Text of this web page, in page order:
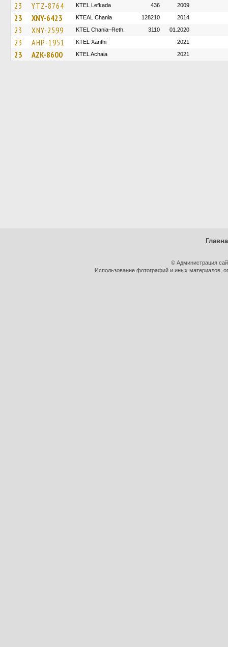
23 YTZ-8764 KTEL Lefkada 436 2009
23 XNY-6423 KTEAL Chania 128210 2014
23 XNY-2599 KTEL Chania–Reth. 3110 01.2020
23 AHP-1951 KTEL Xanthi 2021
23 AZK-8600 KTEL Achaia 2021
© Администрация
Использование фотографий и иных материалов,